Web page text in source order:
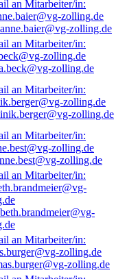
zolling.de
zolling.de
zolling.de
zolling.de
zolling.de